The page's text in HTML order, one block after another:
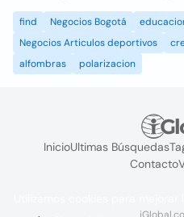
find Negocios Bogotá
Negocios Articulos deportivos
alfombras
polarizacion
InicioUltimas Búsquedas
Contacto